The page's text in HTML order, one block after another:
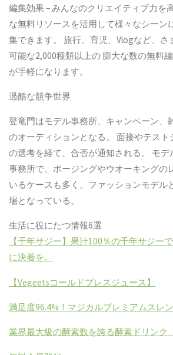
編集効果 –みんなのクリエイティブ力を
な無料リソースを活用して様々なシーン
集できます。
旅行、育児、Vlogなど、さ
可能な2,000種類以上の 膨大な数の無料
が手軽になります。
過酷な競争世界
登竜門はモデル事務所、キャンペーン、
のオーディションとなる。
面接やテスト
の選考を経て、合否が通知される。
モデ
事務所で、ポージングやウオーキングの
いるケースも多く、ファッションモデル
場となっている。
生活に役にたつ情報6選
【千年サジー】果汁100 ％の千年サジー
に決着を。
【Vegeetsコールドプレスジュース】
満足度96.4% ！マジカルプレミアムスレ
業界最大級の酵素数を誇る酵素ドリンク